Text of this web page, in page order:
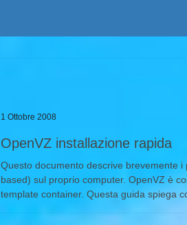
1 Ottobre 2008
OpenVZ installazione rapida
Questo documento descrive brevemente
based) sul proprio computer. OpenVZ è
template container. Questa guida spiega